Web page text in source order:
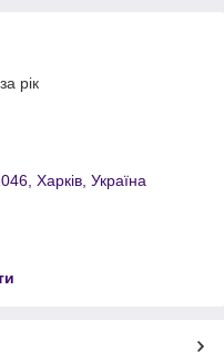
рік
Харків, Україна